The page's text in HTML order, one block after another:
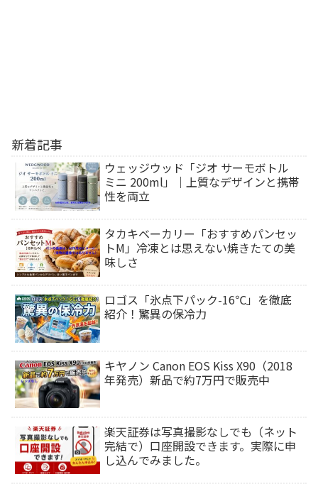
新着記事
ウェッジウッド「ジオ サーモボトル
ミニ 200ml」｜上質なデザインと携帯
性を両立
タカキベーカリー「おすすめパンセッ
トM」冷凍とは思えない焼きたての美
味しさ
ロゴス「氷点下パック-16℃」を徹底
紹介！驚異の保冷力
キヤノン Canon EOS Kiss X90（2018
年発売）新品で約7万円で販売中
楽天証券は写真撮影なしでも（ネット
完結で）口座開設できます。実際に申
し込んでみました。